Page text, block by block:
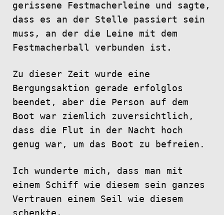
gerissene Festmacherleine und sagte,
dass es an der Stelle passiert sein
muss, an der die Leine mit dem
Festmacherball verbunden ist.
Zu dieser Zeit wurde eine
Bergungsaktion gerade erfolglos
beendet, aber die Person auf dem
Boot war ziemlich zuversichtlich,
dass die Flut in der Nacht hoch
genug war, um das Boot zu befreien.
Ich wunderte mich, dass man mit
einem Schiff wie diesem sein ganzes
Vertrauen einem Seil wie diesem
schenkte.